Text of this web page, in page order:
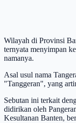
Wilayah di Provinsi
ternyata menyimpan
namanya.
Asal usul nama
"Tanggeran", yang
Sebutan ini terkait
didirikan oleh
Kesultanan Banten,